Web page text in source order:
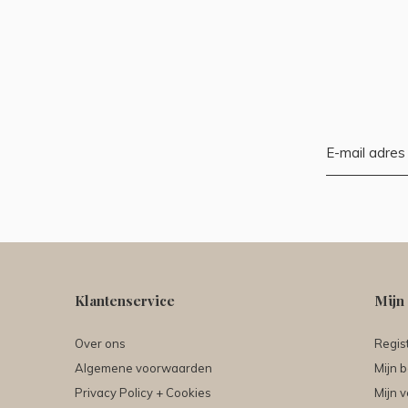
Klantenservice
Over ons
Algemene voorwaarden
Privacy Policy + Cookies
Mijn
Mijn
Mijn